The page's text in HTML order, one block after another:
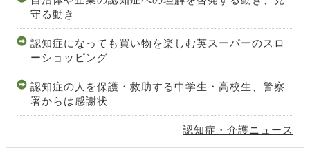
守る動き
認知症になっても買い物を楽しむ英スーパーのスロ
ーショッピング
認知症の人を保護・救助する中学生・高校生、警察
署からは感謝状
認知症・介護ニュース